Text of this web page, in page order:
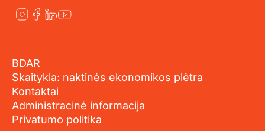
BDAR
Skaitykla: naktinės ekonomikos plėtra
Kontaktai
Administracinė informacija
Privatumo politika